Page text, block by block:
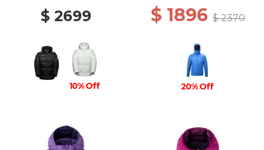
$ 2699
10% Off
$ 1896 $ 2370
20% Off